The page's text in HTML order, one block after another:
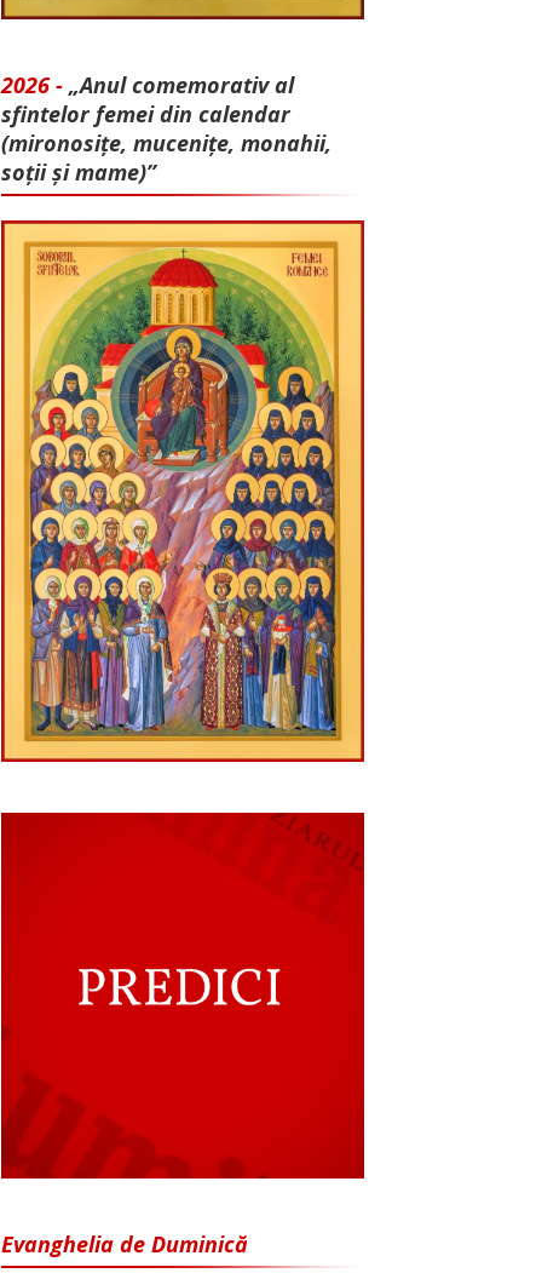
2026 - „Anul comemorativ al
sfintelor femei din calendar
(mironosițe, mu­cenițe, monahii,
soții și mame)”
Evanghelia de Duminică